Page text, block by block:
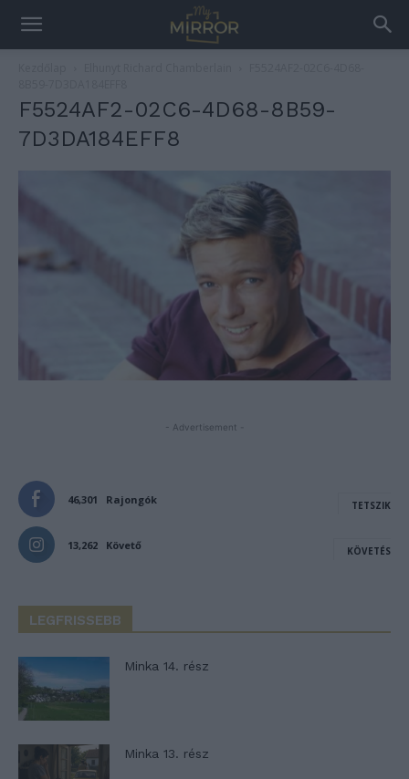
F5524AF2-02C6-4D68-8B59-
7D3DA184EFF8
- Advertisement -
46,301 Rajongók TETSZIK
13,262 Követő KÖVETÉS
LEGFRISSEBB
Minka 14. rész
Minka 13. rész